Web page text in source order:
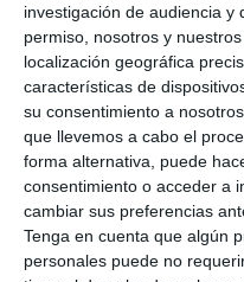
investigación de audiencia y
permiso, nosotros y
localización geográfica
características de
su consentimiento a
que llevemos a cabo el
forma alternativa, puede
consentimiento o acceder a
cambiar sus preferencias
Tenga en cuenta que algún
personales puede no